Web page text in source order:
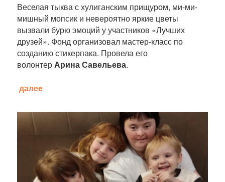
Веселая тыква с хулиганским прищуром, ми-ми-
мишный мопсик и невероятно яркие цветы
вызвали бурю эмоций у участников «Лучших
друзей». Фонд организовал мастер-класс по
созданию стикерпака. Провела его
волонтерАрина Савельева.
далее
Статья